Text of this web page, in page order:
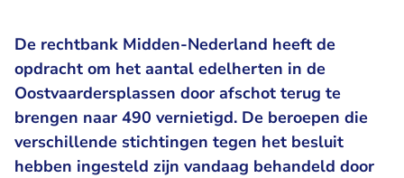
De rechtbank Midden-Nederland heeft de
opdracht om het aantal edelherten in de
Oostvaardersplassen door afschot terug te
brengen naar 490 vernietigd. De beroepen die
verschillende stichtingen tegen het besluit
hebben ingesteld zijn vandaag behandeld door